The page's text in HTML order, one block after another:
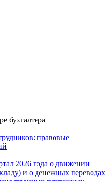
бухгалтера
правовые
2026 года о движении
и о денежных переводах